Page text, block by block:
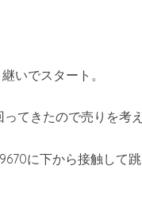
いでスタート。
てきたので売りを考
に下から接触して